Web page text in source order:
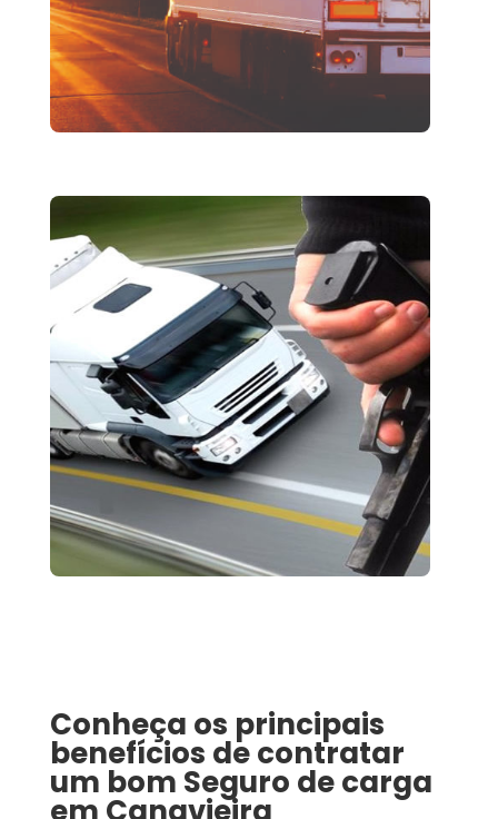
Conheça os principais
benefícios de contratar
um bom Seguro de carga
em Canavieira